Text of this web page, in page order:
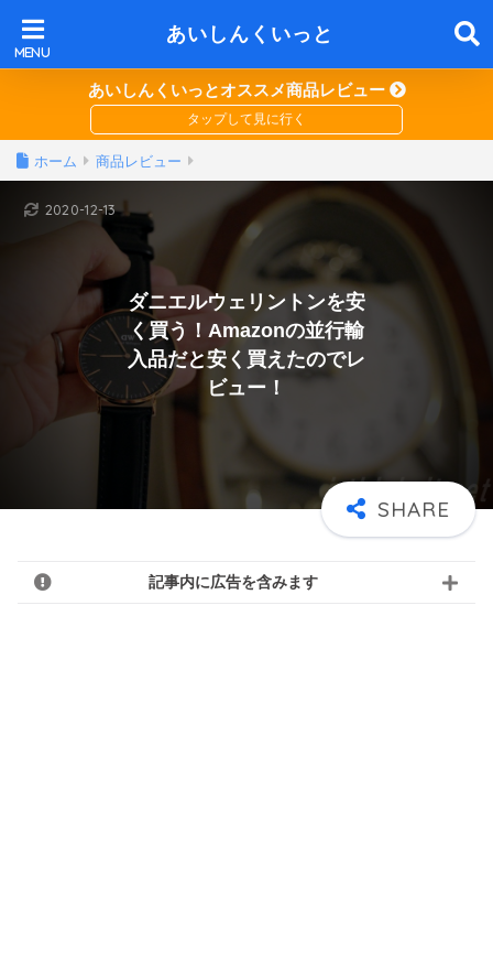
あいしんくいっと
あいしんくいっとオススメ商品レビュー
ホーム 商品レビュー
ダニエルウェリントンを安
く買う！Amazonの並行輸
入品だと安く買えたのでレ
ビュー！
2020-12-13
記事内に広告を含みます